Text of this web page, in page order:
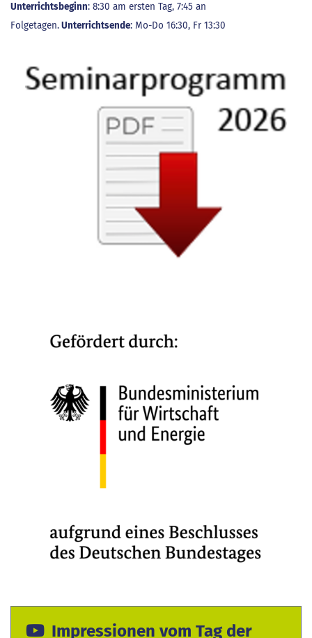
Unterrichtsbeginn: 8:30 am ersten Tag, 7:45 an
Folgetagen.Unterrichtsende: Mo-Do 16:30, Fr 13:30
Impressionen vom Tag der